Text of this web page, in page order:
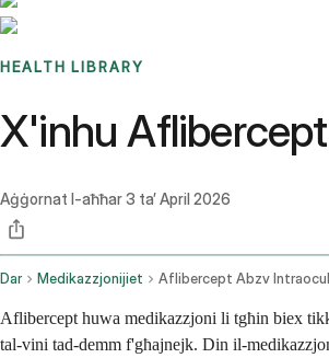
HEALTH LIBRARY
X'inhu
Aġġornat l-aħħar3 ta’ April 2026
Dar Medikazzjonijiet Aflibercept Abzv
Aflibercept huwa medikazzjoni li tgħin biex
tal-vini tad-demm f'għajnejk. Din il-